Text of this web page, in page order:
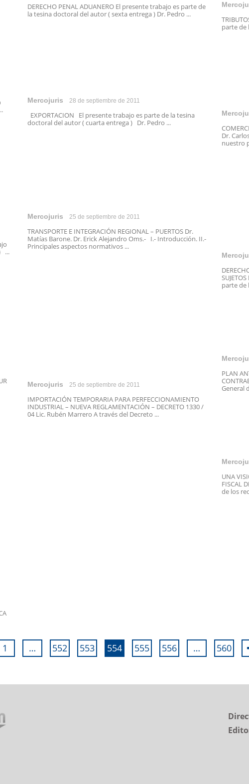
DERECHO PENAL ADUANERO El presente trabajo es parte de
la tesina doctoral del autor ( sexta entrega ) Dr. Pedro ...
parte de
Mercojuris 28 de septiembre de 2011
EXPORTACION El presente trabajo es parte de la tesina
doctoral del autor ( cuarta entrega ) Dr. Pedro ...
Dr.
nuestro
...
Mercojuris 25 de septiembre de 2011
TRANSPORTE E INTEGRACIÓN REGIONAL – PUERTOS Dr.
Matías Barone. Dr. Erick Alejandro Oms.- I.- Introducción. II.-
Principales aspectos normativos ...
parte de
Mercojuris 25 de septiembre de 2011
IMPORTACIÓN TEMPORARIA PARA PERFECCIONAMIENTO
INDUSTRIAL – NUEVA REGLAMENTACIÓN – DECRETO 1330 /
04 Lic. Rubén Marrero A través del Decreto ...
PLAN
General
UNA
FISCAL
de los
1 … 552 553 554 555 556 … 560